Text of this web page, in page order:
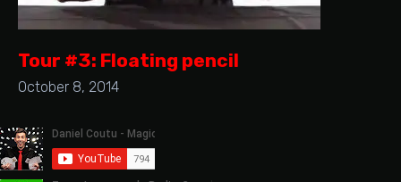
Tour #3: Floating pencil
October 8, 2014